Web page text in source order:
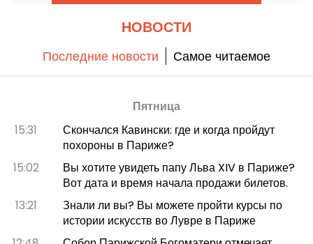
НОВОСТИ
Последние новости Самое читаемое
Пятница
15:31
Скончался Кавински: где и когда пройдут
похороны в Париже?
15:02
Вы хотите увидеть папу Льва XIV в Париже?
Вот дата и время начала продажи билетов.
13:21
Знали ли вы? Вы можете пройти курсы по
истории искусств во Лувре в Париже